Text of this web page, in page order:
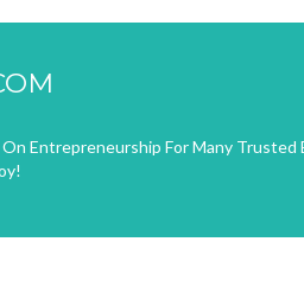
Entrepreneurship For Many Trusted